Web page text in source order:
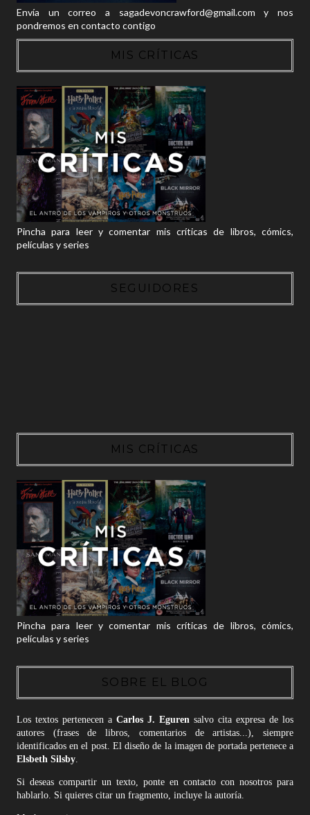
Envía un correo a sagadevoncrawford@gmail.com y nos
pondremos en contacto contigo
MIS CRÍTICAS
Pincha para leer y comentar mis críticas de libros, cómics,
películas y series
SEGUIDORES
MIS CRÍTICAS
Pincha para leer y comentar mis críticas de libros, cómics,
películas y series
SOBRE EL BLOG
Los textos pertenecen a Carlos J. Egurensalvo cita expresa de los
autores (frases de libros, comentarios de artistas...), siempre
identificados en el post. El diseño de la imagen de portada pertenece a
Elsbeth Silsby.
Si deseas compartir un texto, ponte en contacto con nosotros para
hablarlo. Si quieres citar un fragmento, incluye la autoría.